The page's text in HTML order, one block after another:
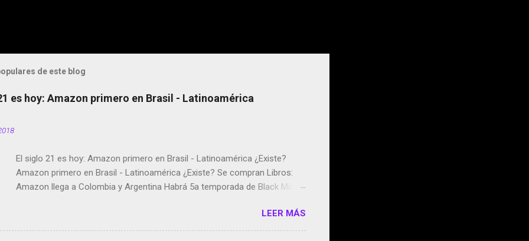
de este blog
es hoy: Amazon primero en Brasil - Latinoamérica
El siglo 21 es hoy: Amazon primero en Brasil - Latinoamérica ¿Existe?
Amazon primero en Brasil - Latinoamérica ¿Existe? Se compran Libros:
Amazon llega a Colombia y Argentina Habrá 5a temporada de Black Mirror
copyright en Instagram Música y vídeo selfies en la red social Riddley
Scott saca a Kevin Spacey de su película Francisco regaña a los que usan
LEER MÁS